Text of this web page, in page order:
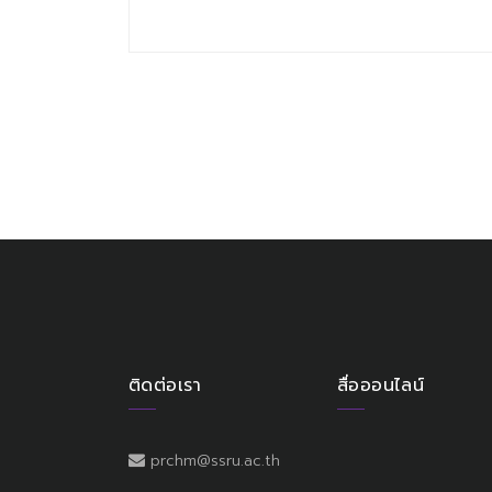
ติดต่อเรา
prchm@ssru.ac.th
สื่อออนไลน์